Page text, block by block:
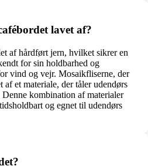
lavet af?
af hårdført jern, hvilket sikrer en
for sin holdbarhed og
vind og vejr. Mosaikfliserne, der
et materiale, der tåler udendørs
kombination af materialer
og egnet til udendørs